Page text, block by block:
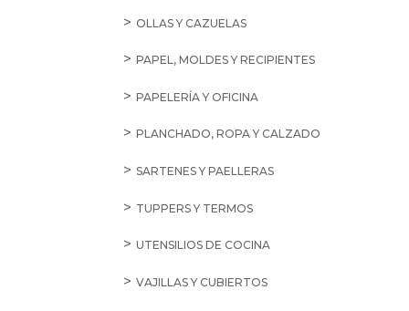
OLLAS Y CAZUELAS
PAPEL, MOLDES Y RECIPIENTES
PAPELERÍA Y OFICINA
PLANCHADO, ROPA Y CALZADO
SARTENES Y PAELLERAS
TUPPERS Y TERMOS
UTENSILIOS DE COCINA
VAJILLAS Y CUBIERTOS